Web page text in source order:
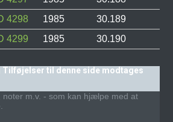
4298
1985
30.189
4299
1985 30.190
Tilføjelser til denne side modtages